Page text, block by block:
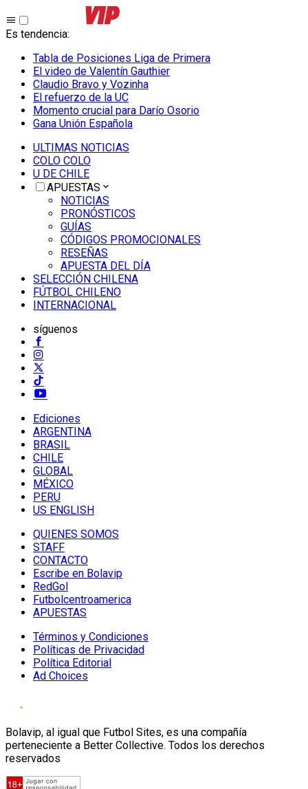
Es tendencia:
Tabla de Posiciones Liga de Primera
El video de Valentín Gauthier
Claudio Bravo y Vozinha
El refuerzo de la UC
Momento crucial para Darío Osorio
Gana Unión Española
ULTIMAS NOTICIAS
COLO COLO
U DE CHILE
APUESTAS
NOTICIAS
PRONÓSTICOS
GUÍAS
CÓDIGOS PROMOCIONALES
RESEÑAS
APUESTA DEL DÍA
SELECCIÓN CHILENA
FÚTBOL CHILENO
INTERNACIONAL
síguenos
Ediciones
ARGENTINA
BRASIL
CHILE
GLOBAL
MÉXICO
PERU
US ENGLISH
QUIENES SOMOS
STAFF
CONTACTO
Escribe en Bolavip
RedGol
Futbolcentroamerica
APUESTAS
Términos y Condiciones
Políticas de Privacidad
Política Editorial
Ad Choices
Bolavip, al igual que Futbol Sites, es una compañía
perteneciente a Better Collective. Todos los derechos
reservados